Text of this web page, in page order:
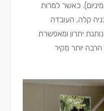
כאשר למרות
קלה, העובדה
יתרון ומאפשרת
יותר מקיר